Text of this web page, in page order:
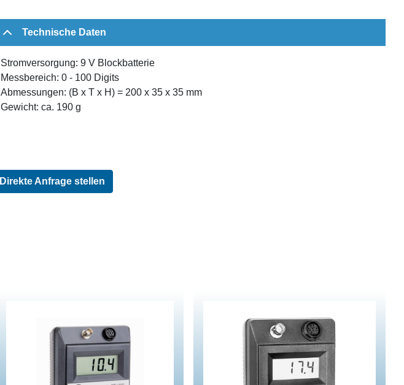
Technische Daten
Stromversorgung: 9 V Blockbatterie
Messbereich: 0 - 100 Digits
Abmessungen: (B x T x H) = 200 x 35 x 35 mm
Gewicht: ca. 190 g
Direkte Anfrage stellen